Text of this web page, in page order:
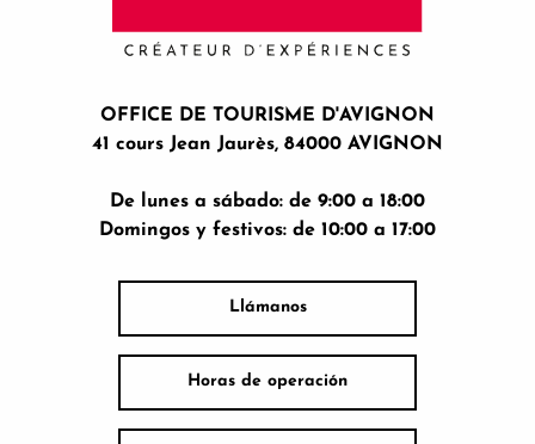
OFFICE DE TOURISME D'AVIGNON
41 cours Jean Jaurès, 84000 AVIGNON
De lunes a sábado: de 9:00 a 18:00
Domingos y festivos: de 10:00 a 17:00
Llámanos
Horas de operación